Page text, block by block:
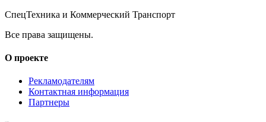
СпецТехника и Коммерческий Транспорт
Все права защищены.
О проекте
Рекламодателям
Контактная информация
Партнеры